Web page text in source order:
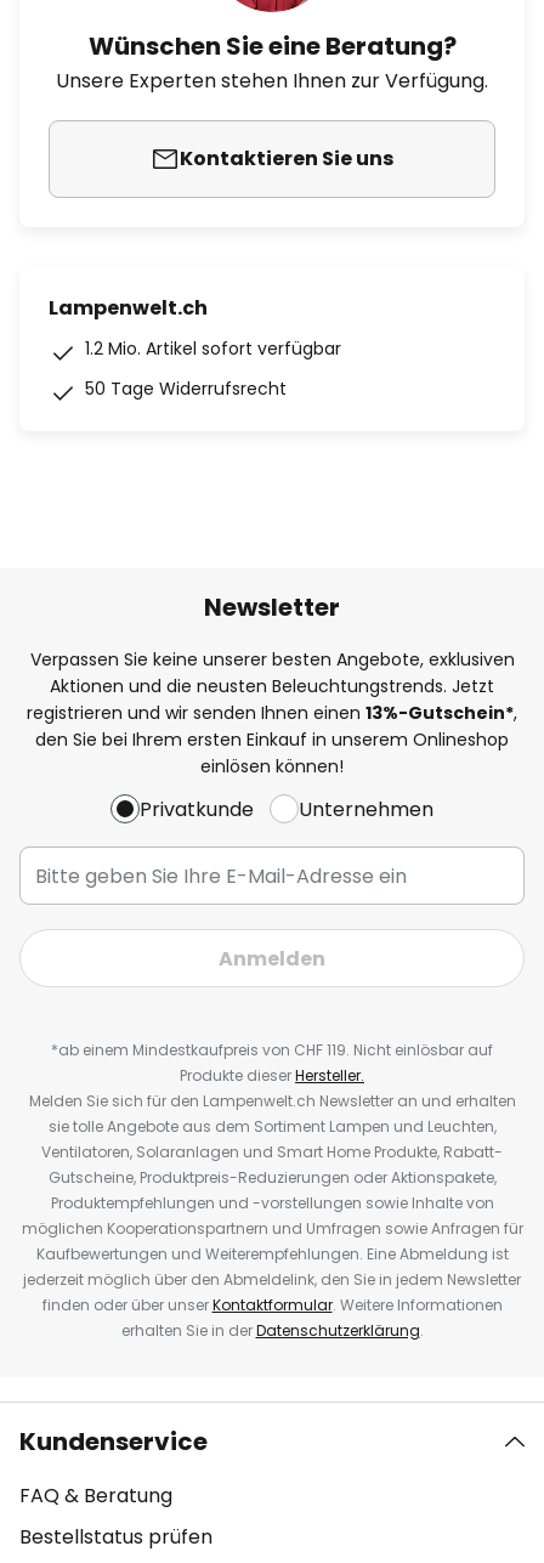
Wünschen Sie eine Beratung?
Unsere Experten stehen Ihnen zur Verfügung.
Kontaktieren Sie uns
Lampenwelt.ch
1.2 Mio. Artikel sofort verfügbar
50 Tage Widerrufsrecht
Newsletter
Verpassen Sie keine unserer besten Angebote, exklusiven
Aktionen und die neusten Beleuchtungstrends. Jetzt
registrieren und wir senden Ihnen einen 13%-Gutschein*,
den Sie bei Ihrem ersten Einkauf in unserem Onlineshop
einlösen können!
Privatkunde Unternehmen
Anmelden
*ab einem Mindestkaufpreis von CHF 119. Nicht einlösbar auf
Produkte dieserHersteller.
Melden Sie sich für den Lampenwelt.ch Newsletter an und erhalten
sie tolle Angebote aus dem Sortiment Lampen und Leuchten,
Ventilatoren, Solaranlagen und Smart Home Produkte, Rabatt-
Gutscheine, Produktpreis-Reduzierungen oder Aktionspakete,
Produktempfehlungen und -vorstellungen sowie Inhalte von
möglichen Kooperationspartnern und Umfragen sowie Anfragen für
Kaufbewertungen und Weiterempfehlungen. Eine Abmeldung ist
jederzeit möglich über den Abmeldelink, den Sie in jedem Newsletter
finden oder über unserKontaktformular. Weitere Informationen
erhalten Sie in derDatenschutzerklärung.
Kundenservice
FAQ & Beratung
Bestellstatus prüfen